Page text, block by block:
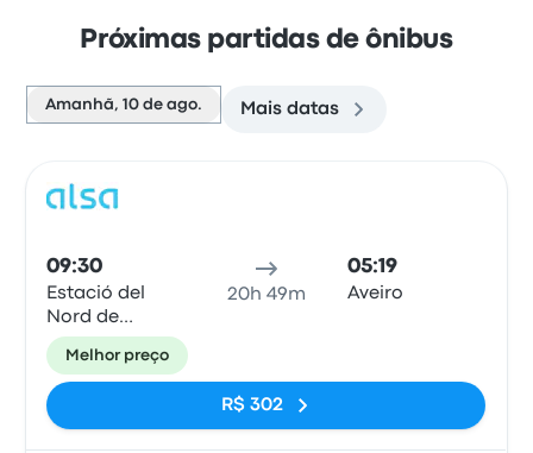
Próximas partidas de ônibus
Amanhã, 10 de ago. Mais datas
09:30
Estació del
Nord de
Barcelona
20h 49m
05:19
Aveiro
Melhor preço
R$ 302